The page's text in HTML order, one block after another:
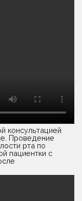
консультацией
Проведение
рта по
пациентки с